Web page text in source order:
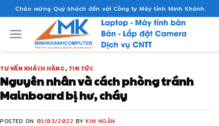
to
content
Chào mừng Quý khách đến với Công ty Máy tính Minh Khánh
TƯ VẤN KHÁCH HÀNG, TIN TỨC
Nguyên nhân và cách phòng tránh
Mainboard bị hư, cháy
POSTED ON 01/03/2022 BYKIM NGÂN